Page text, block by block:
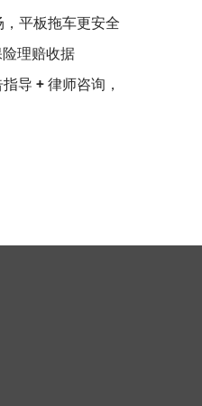
，平板拖车更安全
险理赔收据
导 + 律师咨询，